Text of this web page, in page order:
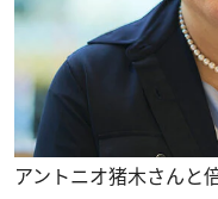
アントニオ猪木さんと